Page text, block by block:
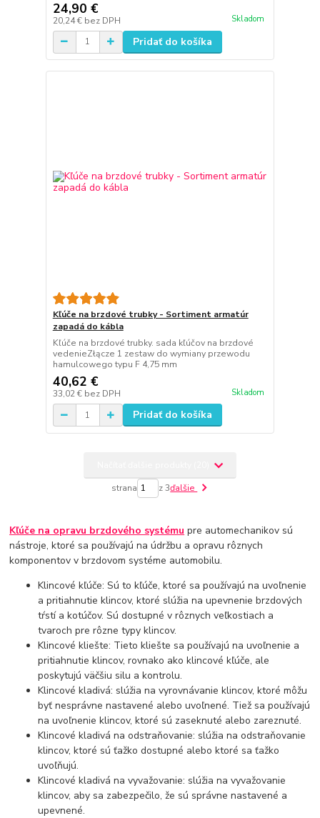
24,90 €
20,24 € bez DPH Skladom
Pridať do košíka
Kľúče na brzdové trubky - Sortiment armatúr
zapadá do kábla
Kľúče na brzdové trubky. sada kľúčov na brzdové
vedenieZłącze 1 zestaw do wymiany przewodu
hamulcowego typu F 4,75 mm
40,62 €
33,02 € bez DPH Skladom
Pridať do košíka
strana z 3ďalšie
Kľúče na opravu brzdového systému pre automechanikov sú
nástroje, ktoré sa používajú na údržbu a opravu rôznych
komponentov v brzdovom systéme automobilu.
Klincové kľúče: Sú to kľúče, ktoré sa používajú na uvoľnenie
a pritiahnutie klincov, ktoré slúžia na upevnenie brzdových
tŕstí a kotúčov. Sú dostupné v rôznych veľkostiach a
tvaroch pre rôzne typy klincov.
Klincové kliešte: Tieto kliešte sa používajú na uvoľnenie a
pritiahnutie klincov, rovnako ako klincové kľúče, ale
poskytujú väčšiu silu a kontrolu.
Klincové kladivá: slúžia na vyrovnávanie klincov, ktoré môžu
byť nesprávne nastavené alebo uvoľnené. Tiež sa používajú
na uvoľnenie klincov, ktoré sú zaseknuté alebo zareznuté.
Klincové kladivá na odstraňovanie: slúžia na odstraňovanie
klincov, ktoré sú ťažko dostupné alebo ktoré sa ťažko
uvoľňujú.
Klincové kladivá na vyvažovanie: slúžia na vyvažovanie
klincov, aby sa zabezpečilo, že sú správne nastavené a
upevnené.